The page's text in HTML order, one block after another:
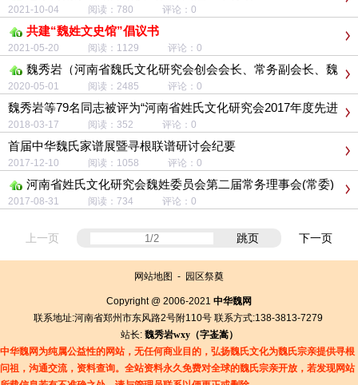
2021-10-04 阅读：780 评论：0
共建“魏姓文史馆”倡议书
2021-05-20 阅读：1129 评论：0
魏秀岩（河南省魏氏文化研究会创会会长、常务副会长、魏
氏联谱专家）
2020-05-01 阅读：2485 评论：0
魏秀岩等79名同志被评为“河南省姓氏文化研究会2017年度先进
工作者”
2018-03-17 阅读：352 评论：0
首届中华魏氏家谱展暨寻根联谱研讨会纪要
2017-12-10 阅读：1058 评论：0
河南省姓氏文化研究会魏姓委员会第二届常务理事会(常委)
成员名单
2017-08-31 阅读：734 评论：0
上一页 跳页 下一页
网站地图 - 园区祭奠
Copyright @ 2006-2021 中华魏网
联系地址:河南省郑州市东风路2号附110号 联系方式:138-3813-7279
站长: 魏秀岩wxy（字崟嵩）
中华魏网为纯属公益性的网站，无任何商业目的，弘扬魏氏文化为魏氏宗亲提供寻根
问祖，沟通交流，资料查询。全站资料永久免费对全球的魏氏宗亲开放，若发现网站